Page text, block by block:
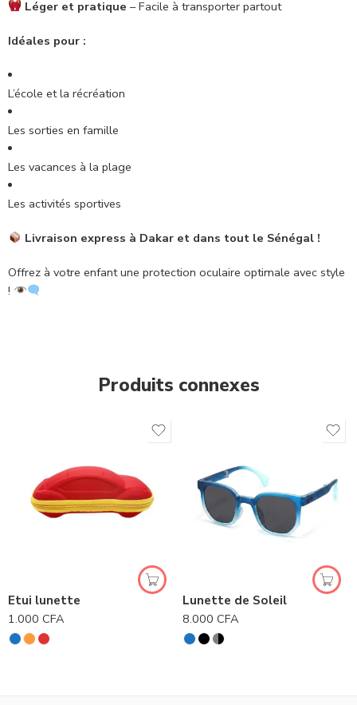
Léger et pratique – Facile à transporter partout
Idéales pour :
L’école et la récréation
Les sorties en famille
Les vacances à la plage
Les activités sportives
Livraison express à Dakar et dans tout le Sénégal !
Offrez à votre enfant une protection oculaire optimale avec style
!
Produits connexes
Etui lunette
1.000 CFA
Lunette de Soleil
8.000 CFA